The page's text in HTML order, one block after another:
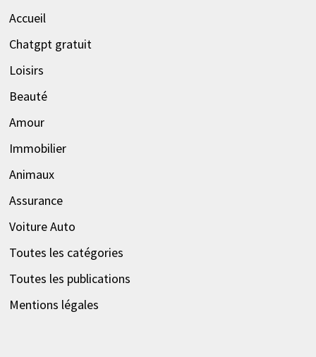
Accueil
Chatgpt gratuit
Loisirs
Beauté
Amour
Immobilier
Animaux
Assurance
Voiture Auto
Toutes les catégories
Toutes les publications
Mentions légales